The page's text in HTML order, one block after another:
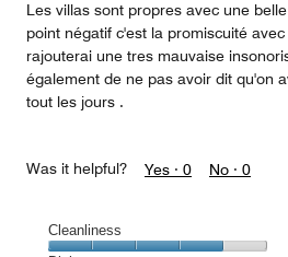
Les villas sont propres avec une
point négatif c'est la promiscuité
rajouterai une tres mauvaise
également de ne pas avoir dit qu'on
tout les jours .
Was it helpful? Yes · 0 No · 0
Cleanliness